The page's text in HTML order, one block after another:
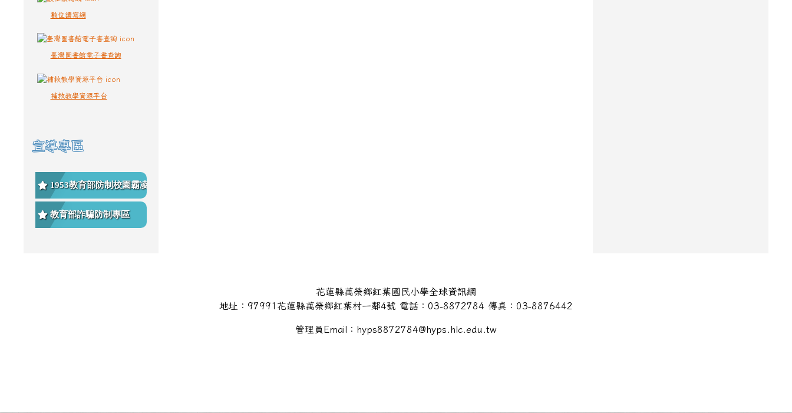
數位讀寫網
臺灣圖書館電子書查詢
補救教學資源平台
宣導專區
1953教育部防制校園霸凌專
區
教育部詐騙防制專區
花蓮縣萬榮鄉紅葉國民小學全球資訊網
地址：97991花蓮縣萬榮鄉紅葉村一鄰4號 電話：03-8872784 傳真：03-8876442
管理員Email：hyps8872784@hyps.hlc.edu.tw